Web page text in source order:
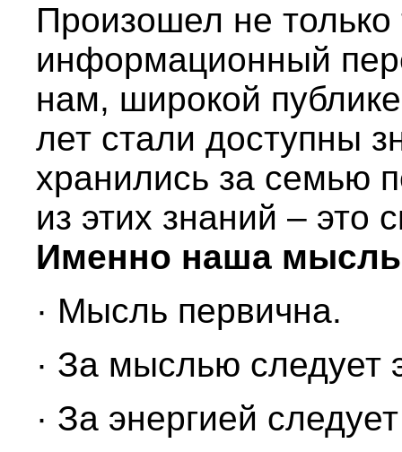
Произошел не только
информационный
нам, широкой
лет стали доступны
хранились за семью
из этих знаний – это
Именно наша мысль
· Мысль первична.
· За мыслью следует
· За энергией